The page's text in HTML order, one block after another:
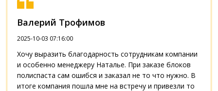
Валерий Трофимов
2025-10-03 07:16:00
Хочу выразить благодарность сотрудникам компании
и особенно менеджеру Наталье. При заказе блоков
полиспаста сам ошибся и заказал не то что нужно. В
итоге компания пошла мне на встречу и привезли то